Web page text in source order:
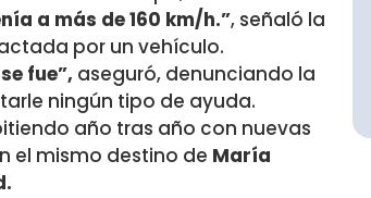
a más de 160 km/h.”, señaló la
por un vehículo.
fue”, aseguró, denunciando la
ningún tipo de ayuda.
año tras año con nuevas
el mismo destino de María